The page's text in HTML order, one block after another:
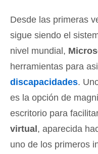
Desde las primeras
sigue siendo el
nivel mundial,
herramientas para
discapacidades.
es la opción de
escritorio para
virtual, aparecida
uno de los primeros